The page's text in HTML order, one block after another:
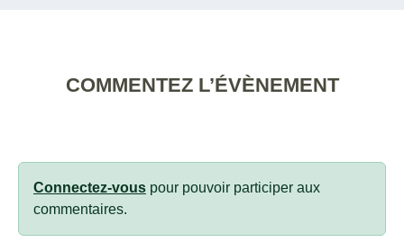
COMMENTEZ L’ÉVÈNEMENT
Connectez-vous pour pouvoir participer aux
commentaires.